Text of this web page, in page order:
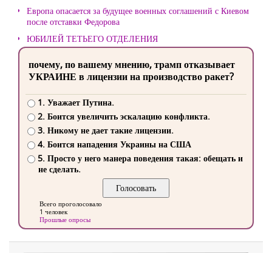
Европа опасается за будущее военных соглашений с Киевом
после отставки Федорова
ЮБИЛЕЙ ТЕТЬЕГО ОТДЕЛЕНИЯ
почему, по вашему мнению, трамп отказывает
УКРАИНЕ в лицензии на производство ракет?
1. Уважает Путина.
2. Боится увеличить эскалацию конфликта.
3. Никому не дает такие лицензии.
4. Боится нападения Украины на США
5. Просто у него манера поведения такая: обещать и
не сделать.
Всего проголосовало
1 человек
Прошлые опросы